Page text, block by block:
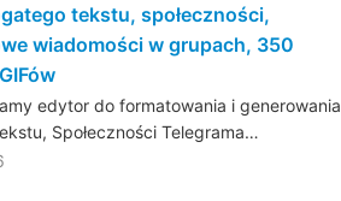
tekstu, społeczności,
wiadomości w grupach, 350
edytor do formatowania i generowania
Społeczności Telegrama…